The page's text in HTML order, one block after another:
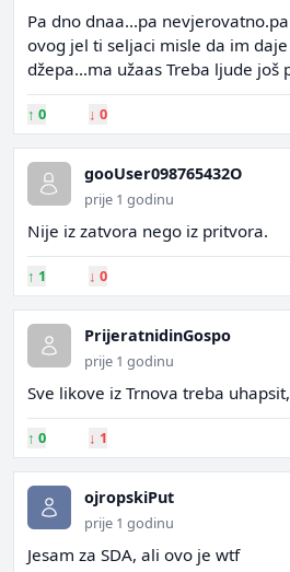
Pa dno dnaa...pa
ovog jel ti seljaci misle da im
džepa...ma užaas Treba ljude još
↑ 0 ↓ 0
gooUser098765432O
prije 1 godinu
Nije iz zatvora nego iz pritvora.
↑ 1 ↓ 0
PrijeratnidinGospo
prije 1 godinu
Sve likove iz Trnova treba
↑ 0 ↓ 1
ojropskiPut
prije 1 godinu
Jesam za SDA, ali ovo je wtf